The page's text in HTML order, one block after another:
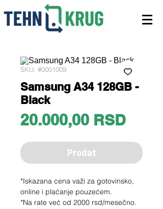
SKU: #0001009
Samsung A34 128GB -
Black
20.000,00 RSDPrice
Prodat
*Iskazana cena važi za gotovinsko,
online i plaćanje pouzećem.
*Na rate već od 2000 rsd/mesečno.